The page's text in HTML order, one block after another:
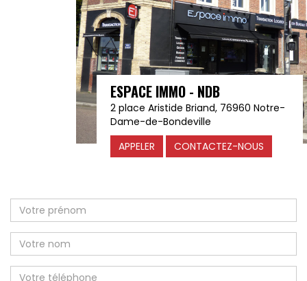
ESPACE IMMO - NDB
2 place Aristide Briand, 76960 Notre-
Dame-de-Bondeville
APPELER
CONTACTEZ-NOUS